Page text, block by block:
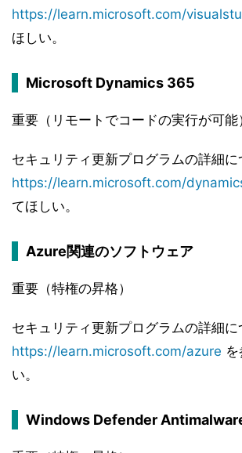
https://learn.microsoft.com/
ほしい。
Microsoft Dynamics 365
重要（リモートでコードの実行が可能
セキュリティ更新プログラムの詳細に
https://learn.microsoft.com/
てほしい。
Azure関連のソフトウェア
重要（特権の昇格）
セキュリティ更新プログラムの詳細に
https://learn.microsoft.com/azure
い。
Windows Defender